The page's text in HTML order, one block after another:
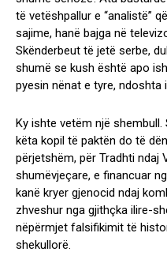
të vetëshpallur e “analistë”
sajime, hanë bajga në
Skënderbeut të jetë serbe,
shumë se kush është apo
pyesin nënat e tyre, ndoshta
Ky ishte vetëm një
këta kopil të paktën do të
përjetshëm, për Tradhti ndaj
shumëvjeçare, e financuar
kanë kryer gjenocid ndaj
zhveshur nga gjithçka ilire-
nëpërmjet falsifikimit të
shekullorë.